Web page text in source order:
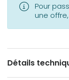
Pour
une
Détails